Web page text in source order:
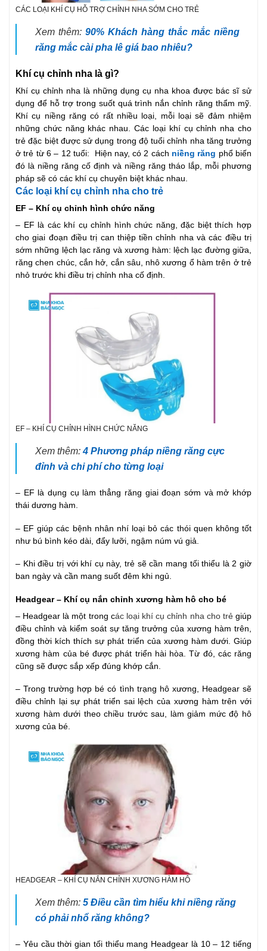
CÁC LOẠI KHÍ CỤ HỖ TRỢ CHỈNH NHA SỚM CHO TRẺ
Xem thêm: 90% Khách hàng thắc mắc niềng
răng mắc cài pha lê giá bao nhiêu?
Khí cụ chỉnh nha là gì?
Khí cụ chỉnh nha là những dụng cụ nha khoa được bác sĩ sử
dụng để hỗ trợ trong suốt quá trình nắn chỉnh răng thẩm mỹ.
Khí cụ niềng răng có rất nhiều loại, mỗi loại sẽ đảm nhiệm
những chức năng khác nhau. Các loại khí cụ chỉnh nha cho
trẻ đặc biệt được sử dụng trong độ tuổi chỉnh nha tăng trưởng
ở trẻ từ 6 – 12 tuổi: Hiện nay, có 2 cách niềng răng phổ biến
đó là niềng răng cố định và niềng răng tháo lắp, mỗi phương
pháp sẽ có các khí cụ chuyên biệt khác nhau.
Các loại khí cụ chỉnh nha cho trẻ
EF – Khí cụ chỉnh hình chức năng
– EF là các khí cụ chỉnh hình chức năng, đặc biệt thích hợp
cho giai đoạn điều trị can thiệp tiền chỉnh nha và các điều trị
sớm những lệch lạc răng và xương hàm: lệch lạc đường giữa,
răng chen chúc, cắn hở, cắn sâu, nhô xương ổ hàm trên ở trẻ
nhỏ trước khi điều trị chỉnh nha cố định.
EF – KHÍ CỤ CHỈNH HÌNH CHỨC NĂNG
Xem thêm:4 Phương pháp niềng răng cực
đỉnh và chi phí cho từng loại
– EF là dụng cụ làm thẳng răng giai đoạn sớm và mở khớp
thái dương hàm.
– EF giúp các bệnh nhân nhí loại bỏ các thói quen không tốt
như bú bình kéo dài, đẩy lưỡi, ngậm núm vú giả.
– Khi điều trị với khí cụ này, trẻ sẽ cần mang tối thiểu là 2 giờ
ban ngày và cần mang suốt đêm khi ngủ.
Headgear – Khí cụ nắn chỉnh xương hàm hô cho bé
– Headgear là một trong các loại khí cụ chỉnh nha cho trẻgiúp
điều chỉnh và kiểm soát sự tăng trưởng của xương hàm trên,
đồng thời kích thích sự phát triển của xương hàm dưới. Giúp
xương hàm của bé được phát triển hài hòa. Từ đó, các răng
cũng sẽ được sắp xếp đúng khớp cắn.
– Trong trường hợp bé có tình trạng hô xương, Headgear sẽ
điều chỉnh lại sự phát triển sai lệch của xương hàm trên với
xương hàm dưới theo chiều trước sau, làm giảm mức độ hô
xương của bé.
HEADGEAR – KHÍ CỤ NẮN CHỈNH XƯƠNG HÀM HÔ
Xem thêm: 5 Điều cần tìm hiểu khi niềng răng
có phải nhổ răng không?
– Yêu cầu thời gian tối thiểu mang Headgear là 10 – 12 tiếng